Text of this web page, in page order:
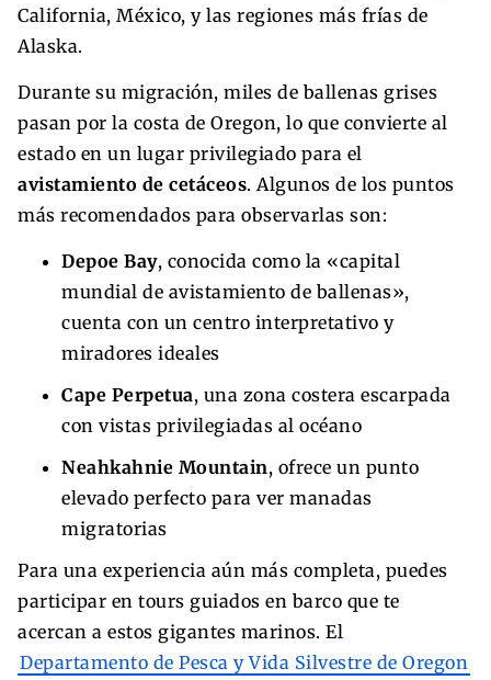
California, México, y las regiones más frías de
Alaska.
Durante su migración, miles de ballenas grises
pasan por la costa de Oregon, lo que convierte al
estado en un lugar privilegiado para el
avistamiento de cetáceos. Algunos de los puntos
más recomendados para observarlas son:
Depoe Bay, conocida como la «capital
mundial de avistamiento de ballenas»,
cuenta con un centro interpretativo y
miradores ideales
Cape Perpetua, una zona costera escarpada
con vistas privilegiadas al océano
Neahkahnie Mountain, ofrece un punto
elevado perfecto para ver manadas
migratorias
Para una experiencia aún más completa, puedes
participar en tours guiados en barco que te
acercan a estos gigantes marinos. El
Departamento de Pesca y Vida Silvestre de Oregon